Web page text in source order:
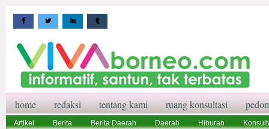
home redaksi tentang kami ruang konsultasi
Artikel Berita Berita Daerah Daerah Hiburan